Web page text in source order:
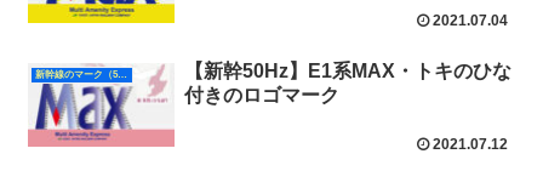
2021.07.04
新幹線のマーク（50Hz）
【新幹50Hz】E1系MAX・トキのひな
付きのロゴマーク
2021.07.12